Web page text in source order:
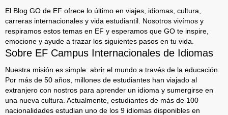
El Blog GO de EF ofrece lo último en viajes, idiomas, cultura,
carreras internacionales y vida estudiantil. Nosotros vivímos y
respiramos estos temas en EF y esperamos que GO te inspire,
emocione y ayude a trazar los siguientes pasos en tu vida.
Sobre EF Campus Internacionales de Idiomas
Nuestra misión es simple: abrir el mundo a través de la educación.
Por más de 50 años, millones de estudiantes han viajado al
extranjero con nostros para aprender un idioma y sumergirse en
una nueva cultura. Actualmente, estudiantes de más de 100
nacionalidades estudian uno de los 9 idiomas disponibles en